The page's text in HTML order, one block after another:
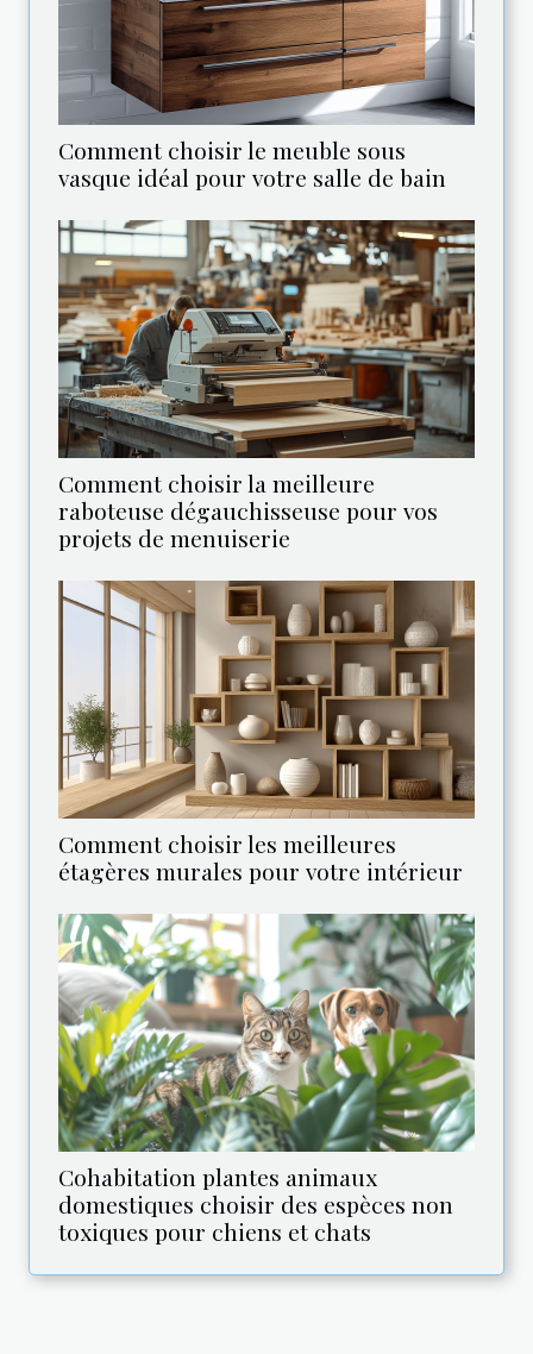
Comment choisir le meuble sous
vasque idéal pour votre salle de bain
Comment choisir la meilleure
raboteuse dégauchisseuse pour vos
projets de menuiserie
Comment choisir les meilleures
étagères murales pour votre intérieur
Cohabitation plantes animaux
domestiques choisir des espèces non
toxiques pour chiens et chats